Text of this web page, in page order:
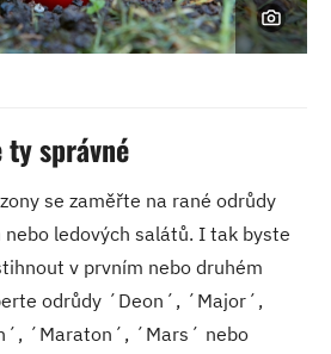
správné
se zaměřte na rané odrůdy
ledových salátů. I tak byste
v prvním nebo druhém
odrůdy ´Deon´, ´Major´,
´Maraton´, ´Mars´ nebo